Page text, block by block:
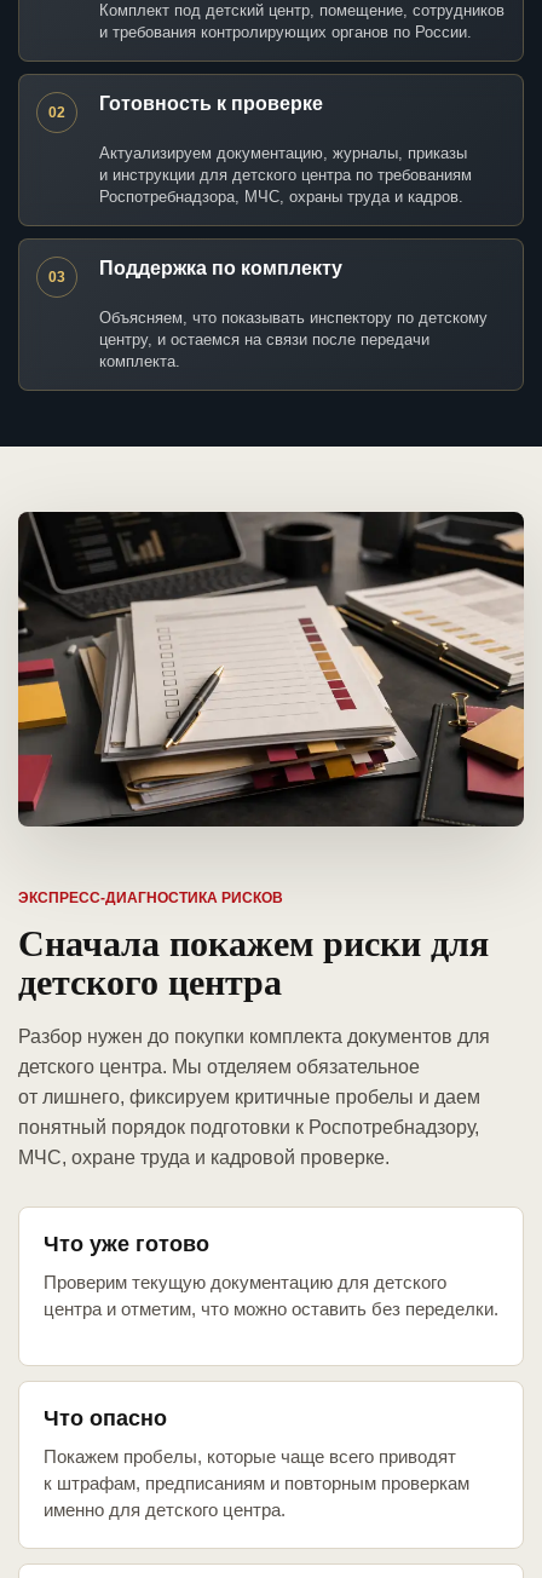
Комплект под детский центр, помещение, сотрудников
и требования контролирующих органов по России.
02 Готовность к проверке
Актуализируем документацию, журналы, приказы
и инструкции для детского центра по требованиям
Роспотребнадзора, МЧС, охраны труда и кадров.
03 Поддержка по комплекту
Объясняем, что показывать инспектору по детскому
центру, и остаемся на связи после передачи
комплекта.
ЭКСПРЕСС-ДИАГНОСТИКА РИСКОВ
Сначала покажем риски для
детского центра
Разбор нужен до покупки комплекта документов для
детского центра. Мы отделяем обязательное
от лишнего, фиксируем критичные пробелы и даем
понятный порядок подготовки к Роспотребнадзору,
МЧС, охране труда и кадровой проверке.
Что уже готово
Проверим текущую документацию для детского
центра и отметим, что можно оставить без переделки.
Что опасно
Покажем пробелы, которые чаще всего приводят
к штрафам, предписаниям и повторным проверкам
именно для детского центра.